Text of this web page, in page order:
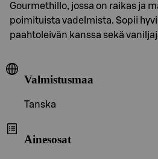
Gourmethillo, jossa on raikas ja
poimituista vadelmista. Sopii
paahtoleivän kanssa sekä
Valmistusmaa
Tanska
Ainesosat